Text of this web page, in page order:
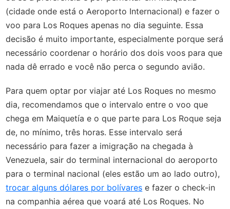
(cidade onde está o Aeroporto Internacional) e fazer o
voo para Los Roques apenas no dia seguinte. Essa
decisão é muito importante, especialmente porque será
necessário coordenar o horário dos dois voos para que
nada dê errado e você não perca o segundo avião.
Para quem optar por viajar até Los Roques no mesmo
dia, recomendamos que o intervalo entre o voo que
chega em Maiquetía e o que parte para Los Roque seja
de, no mínimo, três horas. Esse intervalo será
necessário para fazer a imigração na chegada à
Venezuela, sair do terminal internacional do aeroporto
para o terminal nacional (eles estão um ao lado outro),
trocar alguns dólares por bolívares e fazer o check-in
na companhia aérea que voará até Los Roques. No